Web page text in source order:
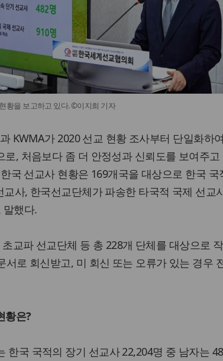
황을 보고하고 있다. ©이지희 기자
KWMA가 2020 선교 현황 조사부터 단일화하
, 처음보다 좀 더 안정성과 신뢰도를 보여주
국 선교사 현황은 169개국을 대상으로 한국 국
사, 한국선교단체가 파송한 타국적 국제 선교
말했다.
교파 선교단체 등 총 228개 단체를 대상으로
서로 회신받고, 미 회신 또는 오류가 있는 경우
황은?
한국 국적의 장기 선교사 22,204명 중 남자는